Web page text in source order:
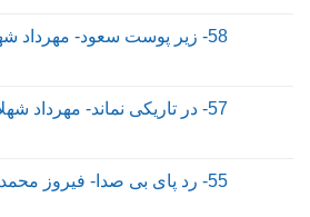
58- زیر پوست سعود- مهرداد شهلایی- بخش دوم
57- در تاریکی نماند- مهرداد شهلایی- بخش اول
55- رد پای بی صدا- فیروز محمدی- بخش سوم